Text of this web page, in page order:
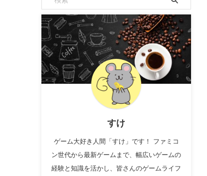
すけ
ゲーム大好き人間「すけ」です！ ファミコ
ン世代から最新ゲームまで、幅広いゲームの
経験と知識を活かし、皆さんのゲームライフ